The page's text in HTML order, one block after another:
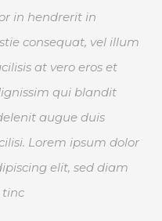
in hendrerit in
consequat, vel illum
at vero eros et
qui blandit
augue duis
Lorem ipsum dolor
elit, sed diam
tinc